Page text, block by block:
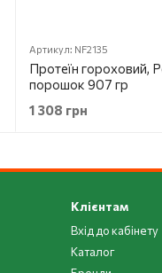
Артикул: NF2135
Протеїн гороховий,
порошок 907 гр
1 308 грн
Клієнтам
Вхід до кабінету
Каталог